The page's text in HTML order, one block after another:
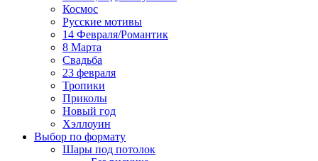
Космос
Русские мотивы
14 Февраля/Романтик
8 Марта
Свадьба
23 февраля
Тропики
Приколы
Новый год
Хэллоуин
Выбор по формату
Шары под потолок